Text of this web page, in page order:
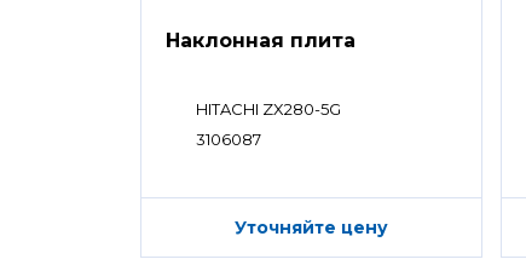
Наклонная плита
HITACHI ZX280-5G
3106087
Уточняйте цену